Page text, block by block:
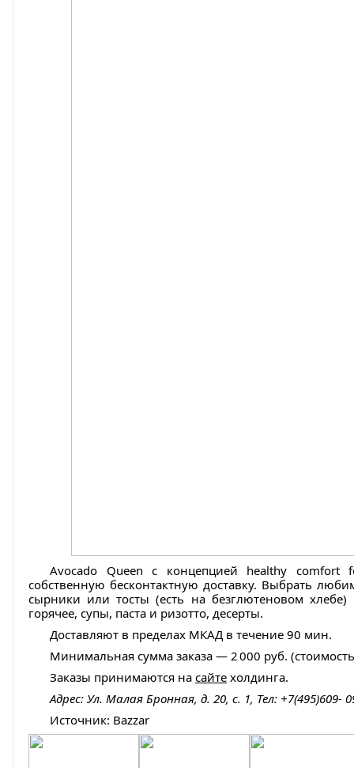
Avocado Queen с концепцией healthy
собственную бесконтактную доставку. Выбрать
сырники или тосты (есть на безглютеновом хлебе)
горячее, супы, паста и ризотто, десерты.
Доставляют в пределах МКАД в течение 90 мин.
Минимальная сумма заказа — 2 000 руб.
Заказы принимаются на сайте холдинга.
Адрес: Ул. Малая Бронная, д. 20, с. 1, Тел: +7(495)609-
Источник: Bazzar